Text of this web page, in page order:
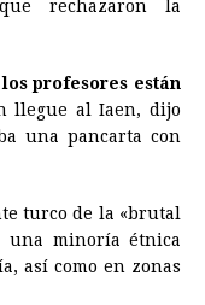
rechazaron la
profesores están
llegue al Iaen, dijo
una pancarta con
turco de la «brutal
una minoría étnica
así como en zonas